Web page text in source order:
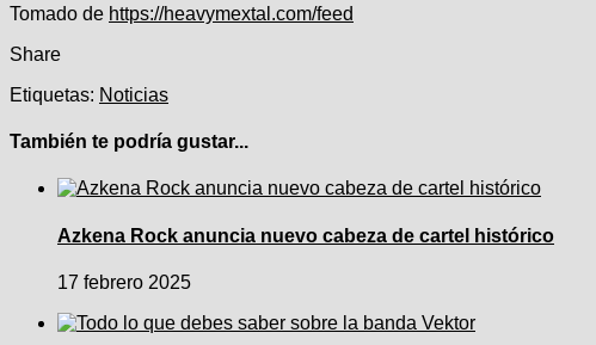
Navegación
de
entradas
Tomado de https://heavymextal.com/feed
Share
Etiquetas: Noticias
También te podría gustar...
Azkena Rock anuncia nuevo cabeza de cartel histórico
17 febrero 2025